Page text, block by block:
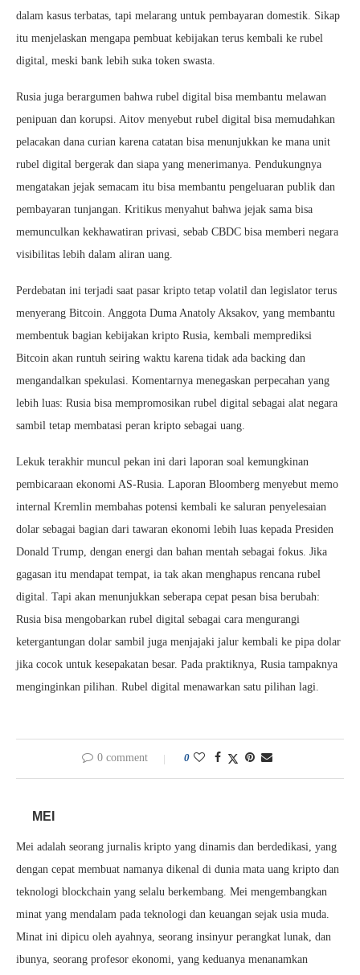
dalam kasus terbatas, tapi melarang untuk pembayaran domestik. Sikap
itu menjelaskan mengapa pembuat kebijakan terus kembali ke rubel
digital, meski bank lebih suka token swasta.
Rusia juga berargumen bahwa rubel digital bisa membantu melawan
penipuan dan korupsi. Aitov menyebut rubel digital bisa memudahkan
pelacakan dana curian karena catatan bisa menunjukkan ke mana unit
rubel digital bergerak dan siapa yang menerimanya. Pendukungnya
mengatakan jejak semacam itu bisa membantu pengeluaran publik dan
pembayaran tunjangan. Kritikus menyahut bahwa jejak sama bisa
memunculkan kekhawatiran privasi, sebab CBDC bisa memberi negara
visibilitas lebih dalam aliran uang.
Perdebatan ini terjadi saat pasar kripto tetap volatil dan legislator terus
menyerang Bitcoin. Anggota Duma Anatoly Aksakov, yang membantu
membentuk bagian kebijakan kripto Rusia, kembali memprediksi
Bitcoin akan runtuh seiring waktu karena tidak ada backing dan
mengandalkan spekulasi. Komentarnya menegaskan perpecahan yang
lebih luas: Rusia bisa mempromosikan rubel digital sebagai alat negara
sambil tetap membatasi peran kripto sebagai uang.
Lekuk terakhir muncul pekan ini dari laporan soal kemungkinan
pembicaraan ekonomi AS-Rusia. Laporan Bloomberg menyebut memo
internal Kremlin membahas potensi kembali ke saluran penyelesaian
dolar sebagai bagian dari tawaran ekonomi lebih luas kepada Presiden
Donald Trump, dengan energi dan bahan mentah sebagai fokus. Jika
gagasan itu mendapat tempat, ia tak akan menghapus rencana rubel
digital. Tapi akan menunjukkan seberapa cepat pesan bisa berubah:
Rusia bisa mengobarkan rubel digital sebagai cara mengurangi
ketergantungan dolar sambil juga menjajaki jalur kembali ke pipa dolar
jika cocok untuk kesepakatan besar. Pada praktiknya, Rusia tampaknya
menginginkan pilihan. Rubel digital menawarkan satu pilihan lagi.
0 comment 0
MEI
Mei adalah seorang jurnalis kripto yang dinamis dan berdedikasi, yang
dengan cepat membuat namanya dikenal di dunia mata uang kripto dan
teknologi blockchain yang selalu berkembang. Mei mengembangkan
minat yang mendalam pada teknologi dan keuangan sejak usia muda.
Minat ini dipicu oleh ayahnya, seorang insinyur perangkat lunak, dan
ibunya, seorang profesor ekonomi, yang keduanya menanamkan